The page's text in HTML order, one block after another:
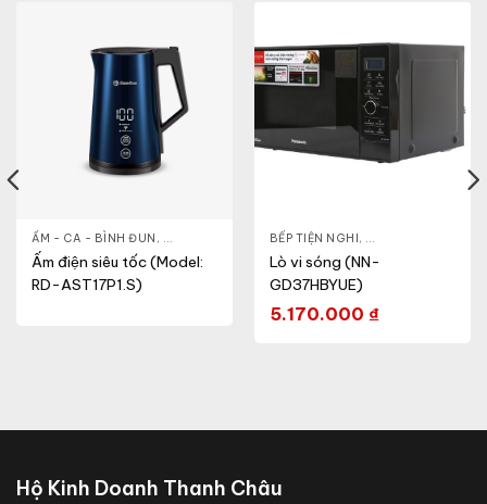
ẤM - CA - BÌNH ĐUN , GIA DỤNG KHỎE & ĐẸP,NỒI - ẤM - CA - BÌNH
Ấm điện siêu tốc (Model:
RD-AST17P1.S)
BẾP TIỆN NGHI , GIA DỤNG KHỎE &
Lò vi sóng (NN-
GD37HBYUE)
5.170.000 ₫
CA - BÌNH,NỒI CƠM ĐIỆN
Hộ Kinh Doanh Thanh Châu